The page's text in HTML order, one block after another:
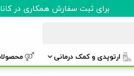
برای ثبت سفارش همکاری در
ارتوپدی و کمک درمانی